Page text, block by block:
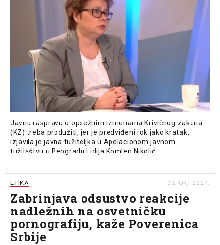
Javnu raspravu o opsežnim izmenama Krivičnog zakona
(KZ) treba produžiti, jer je predviđeni rok jako kratak,
izjavila je javna tužiteljka u Apelacionom javnom
tužilaštvu u Beogradu Lidija Komlen Nikolić.
ETIKA 03. OKT 2024.
Zabrinjava odsustvo reakcije
nadležnih na osvetničku
pornografiju, kaže Poverenica
Srbije